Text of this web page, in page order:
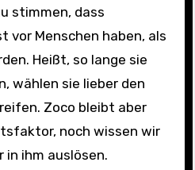
stimmen, dass
vor Menschen haben, als
Heißt, so lange sie
wählen sie lieber den
Zoco bleibt aber
noch wissen wir
in ihm auslösen.